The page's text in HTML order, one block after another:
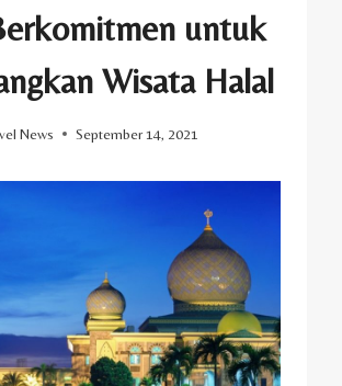
untuk
Wisata Halal
News September 14, 2021